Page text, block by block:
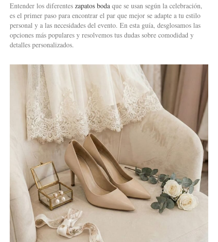
Entender los diferentes zapatos boda que se usan según la celebración,
es el primer paso para encontrar el par que mejor se adapte a tu estilo
personal y a las necesidades del evento. En esta guía, desglosamos las
opciones más populares y resolvemos tus dudas sobre comodidad y
detalles personalizados.